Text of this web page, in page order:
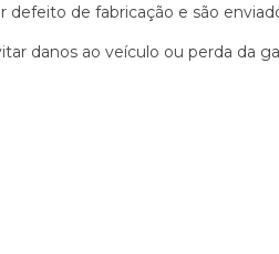
de fabricação e são
danos ao veículo ou perda da